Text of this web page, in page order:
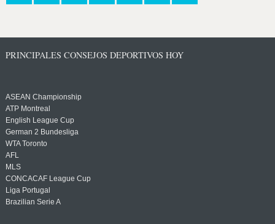
PRINCIPALES CONSEJOS DEPORTIVOS HOY
ASEAN Championship
ATP Montreal
English League Cup
German 2 Bundesliga
WTA Toronto
AFL
MLS
CONCACAF League Cup
Liga Portugal
Brazilian Serie A